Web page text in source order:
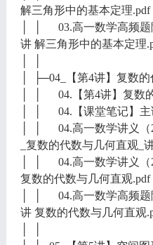
解三角形中的基本定理.pdf
│ │ 03.高一数学高频题
讲 解三角形中的基本定理
│ ├─04_【第4讲】复数
│ │ 04.【第4讲】复数
│ │ 04.【课堂笔记】主
│ │ 04.高一数学讲义（
_复数的代数与几何直观_
│ │ 04.高一数学讲义（
复数的代数与几何直观.pdf
│ │ 04.高一数学高频题
讲 复数的代数与几何直观